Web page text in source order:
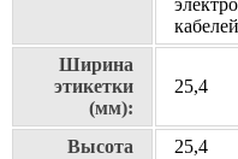
Ширина
этикетки
(мм):
25,4
Высота
25,4